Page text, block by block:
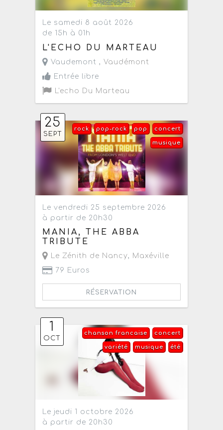
Le samedi 8 août 2026
de 15h à 01h
L'ECHO DU MARTEAU
Vaudemont , Vaudémont
Entrée libre
L'echo Du Marteau
25
SEPT
concert
pop
pop-rock
rock
musique
Le vendredi 25 septembre 2026
à partir de 20h30
MANIA, THE ABBA
TRIBUTE
Le Zénith de Nancy, Maxéville
79 Euros
RÉSERVATION
1
OCT
concert
chanson francaise
été
musique
variété
Le jeudi 1 octobre 2026
à partir de 20h30